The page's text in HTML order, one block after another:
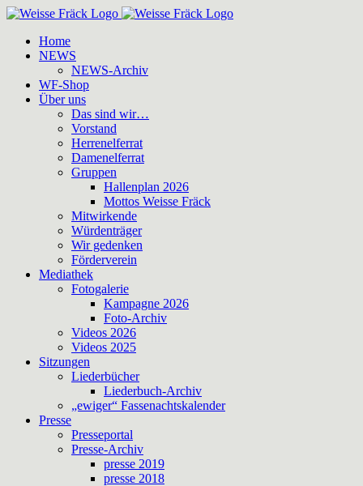
Zum
springenHome
NEWS
NEWS-Archiv
WF-Shop
Über uns
Das sind wir…
Vorstand
Herrenelferrat
Damenelferrat
Gruppen
Hallenplan 2026
Mottos Weisse Fräck
Mitwirkende
Würdenträger
Wir gedenken
Förderverein
Mediathek
Fotogalerie
Kampagne 2026
Foto-Archiv
Videos 2026
Videos 2025
Sitzungen
Liederbücher
Liederbuch-Archiv
„ewiger“ Fassenachtskalender
Presse
Presseportal
Presse-Archiv
presse 2019
presse 2018